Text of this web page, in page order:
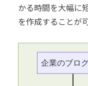
かる時間を大幅に
を作成することが
企業のブロ